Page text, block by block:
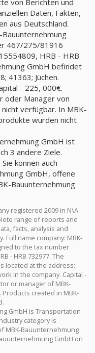
von Berichten und
Daten, Fakten,
aus Deutschland.
467/275/81916
HRB - HRB
GmbH befindet
41363; Jüchen.
- 225, 000€.
oder Manager von
verfügbar. In MBK-
wurden nicht
GmbH ist
3 andere Ziele.
können auch
GmbH, offene
Bauunternehmung
registered 2009 in N\A
range of reports and
facts, analysis and
Full name company: MBK-
to the tax number
- HRB 732977. The
located at the address:
in the company. Capital -
or manager of MBK-
created in MBK-
GmbH is Transportation
category is
MBK-Bauunternehmung
GmbH on